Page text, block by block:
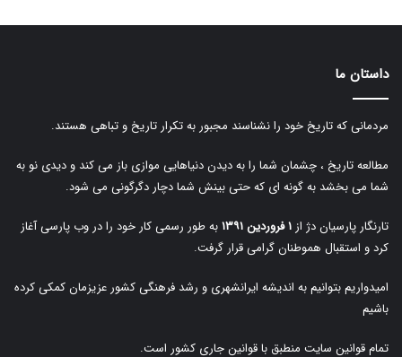
داستان ما
مردمانی که تاریخ خود را نشناسند مجبور به تکرار تاریخ و تباهی هستند.
مطالعه تاریخ ، چشمان شما را به دیدن دنیاهایی موازی باز می کند و دیدی نو به
شما می بخشد به گونه ای که حتی بینش شما دچار دگرگونی می شود.
تارنگار پارسیان دژ از ۱ فروردین ۱۳۹۱
به طور رسمی کار خود را در وب پارسی آغاز
کرد و استقبال هموطنان گرامی قرار گرفت.
امیدواریم بتوانیم به اندیشه ایرانشهری و رشد فرهنگی کشور عزیزمان کمکی کرده
باشیم
تمام قوانین سایت منطبق با قوانین جاری کشور است.